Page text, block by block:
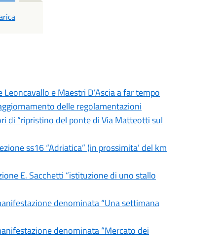
e Maestri D’Ascia a far tempo
delle regolamentazioni
di “ripristino del ponte di Via Matteotti sul
ss16 “Adriatica” (in prossimita’ del km
E. Sacchetti “istituzione di uno stallo
denominata “Una settimana
denominata “Mercato dei